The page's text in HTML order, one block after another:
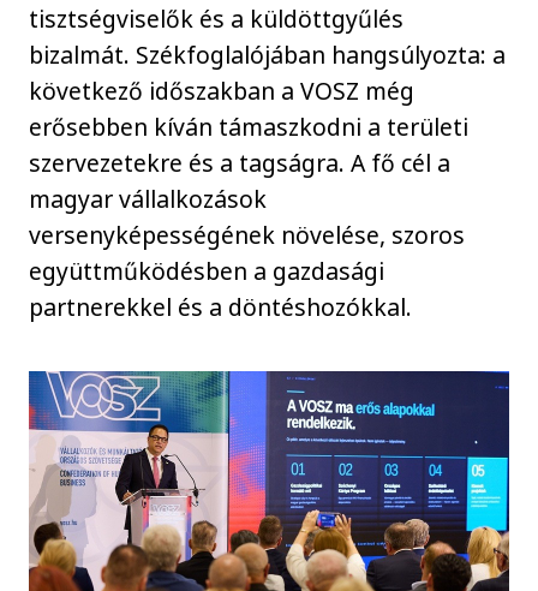
tisztségviselők és a küldöttgyűlés
bizalmát. Székfoglalójában hangsúlyozta: a
következő időszakban a VOSZ még
erősebben kíván támaszkodni a területi
szervezetekre és a tagságra. A fő cél a
magyar vállalkozások
versenyképességének növelése, szoros
együttműködésben a gazdasági
partnerekkel és a döntéshozókkal.